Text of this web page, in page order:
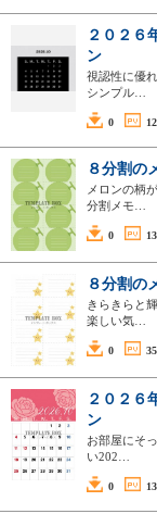
２０２６
ン
視認性に優
シンプル…
0
８分割の
メロンの柄
分割メモ…
0
８分割の
きらきらと
楽しい気…
0
２０２６
ン
お部屋にそ
い202…
0